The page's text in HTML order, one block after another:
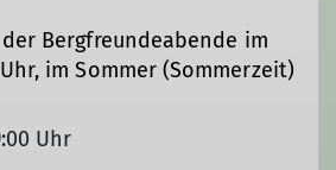
Bergfreundeabende im
im Sommer (Sommerzeit)
Uhr